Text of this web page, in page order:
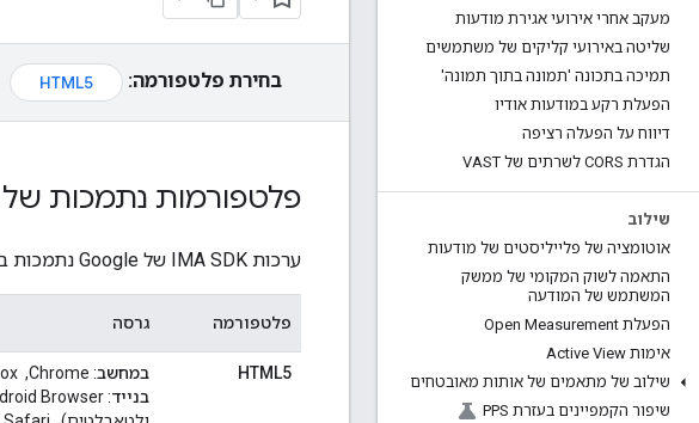
מעקב אחרי אירועי אגירת מודעות
שליטה באירועי קליקים של משתמשים
תמיכה בתכונה 'תמונה בתוך תמונה'
הפעלת רקע במודעות אודיו
דיווח על הפעלה רציפה
הגדרת CORS לשרתים של VAST
שילוב
אוטומציה של פלייליסטים של מודעות
התאמה לשוק המקומי של ממשק
המשתמש של המודעה
הפעלת Open Measurement
אימות Active View
שילוב של מתאמים של אותות מאובטחים
שיפור הקמפיינים בעזרת PPS
בחירת פלטפורמה: HTML5
פלטפורמות נתמכות של
ערכות IMA SDK של Google נתמכות בפלטפורמות הבאות:
פלטפורמה גרסה
HTML5 במחשב: Chrome, ‏ Firefox, ‏ Safari, ‏ Edge, ‏ Opera
בנייד